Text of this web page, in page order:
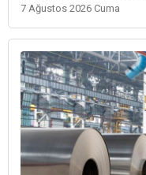
7 Ağustos 2026 Cuma